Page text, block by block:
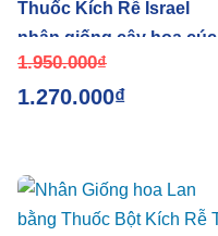
Thuốc Kích Rễ Israel
nhân giống cây hoa cúc
ra rễ nhanh T3
1.950.000₫
1.270.000₫